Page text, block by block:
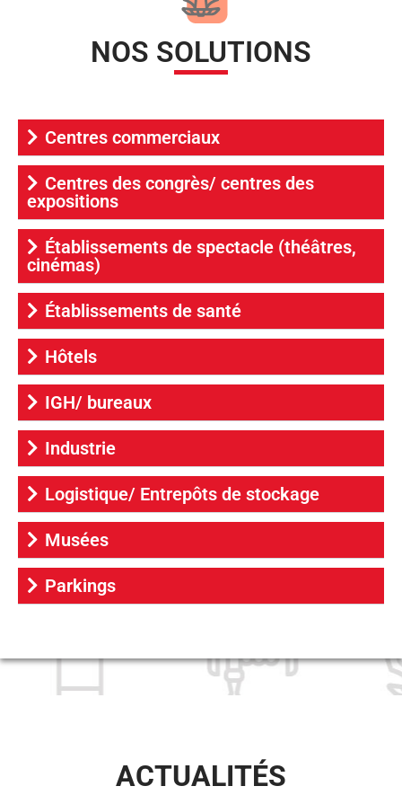
NOS SOLUTIONS
Centres commerciaux
Centres des congrès/ centres des
expositions
Établissements de spectacle (théâtres,
cinémas)
Établissements de santé
Hôtels
IGH/ bureaux
Industrie
Logistique/ Entrepôts de stockage
Musées
Parkings
ACTUALITÉS